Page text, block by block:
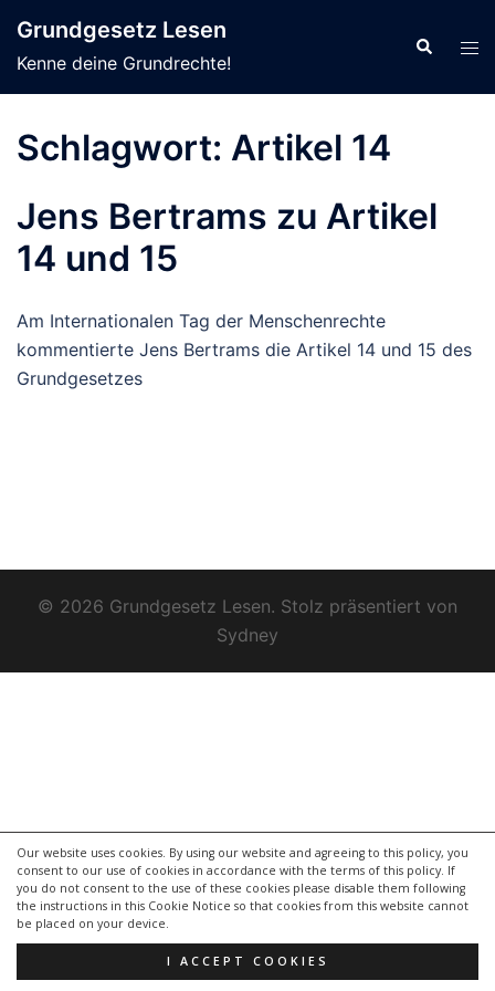
Our website uses cookies. By using our website and agreeing to this policy, you
consent to our use of cookies in accordance with the terms of this policy. If
you do not consent to the use of these cookies please disable them following
the instructions in this Cookie Notice so that cookies from this website cannot
be placed on your device.
I ACCEPT COOKIES
Inhalt
springen
Grundgesetz Lesen
Kenne deine Grundrechte!
Suche
Schlagwort: Artikel 14
Jens Bertrams zu Artikel
14 und 15
Am Internationalen Tag der Menschenrechte
kommentierte Jens Bertrams die Artikel 14 und 15 des
Grundgesetzes
© 2026 Grundgesetz Lesen. Stolz präsentiert von
Sydney